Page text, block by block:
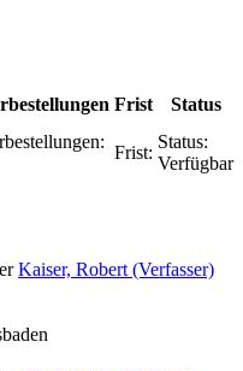
Frist
Status
Frist:
Status:
Verfügbar
Kaiser, Robert (Verfasser)